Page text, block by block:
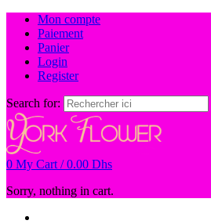
Mon compte
Paiement
Panier
Login
Register
Search for:
0 My Cart /0.00 Dhs
Sorry, nothing in cart.